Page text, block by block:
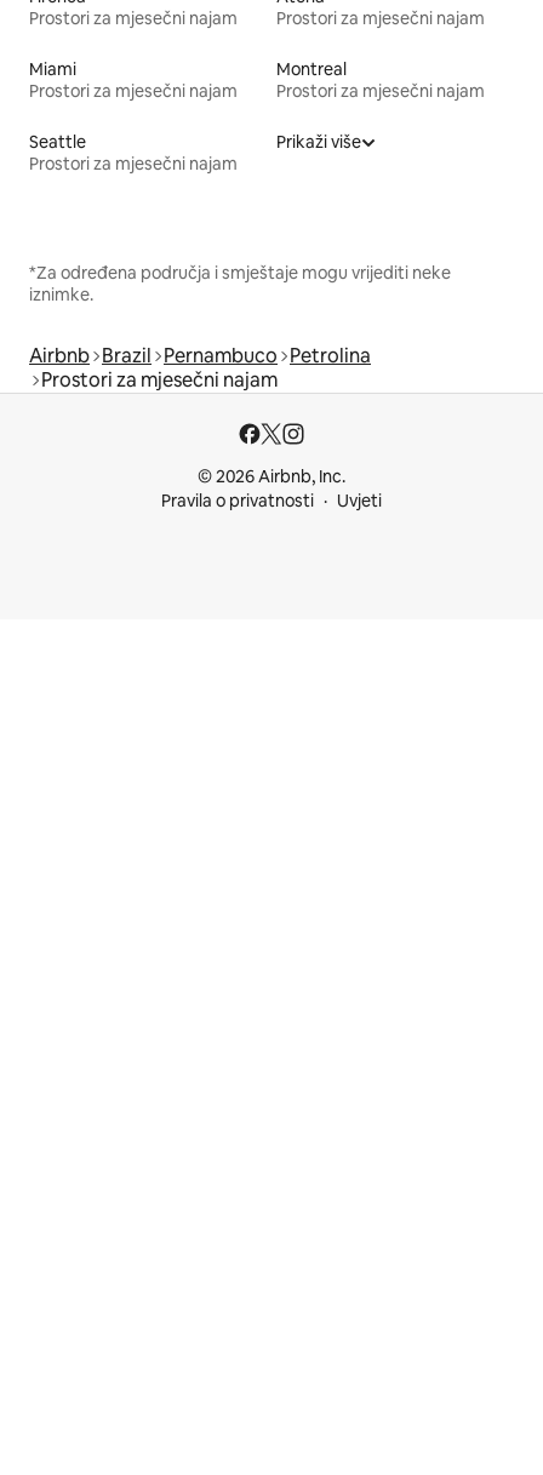
Prostori za mjesečni najam
Prostori za mjesečni najam
Miami
Prostori za mjesečni najam
Montreal
Prostori za mjesečni najam
Seattle
Prostori za mjesečni najam
Prikaži više
*Za određena područja i smještaje mogu vrijediti neke
iznimke.
Airbnb Brazil Pernambuco Petrolina
Prostori za mjesečni najam
© 2026 Airbnb, Inc.
Pravila o privatnosti
Uvjeti